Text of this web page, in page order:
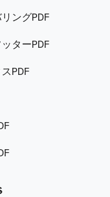
ングPDF
ターPDF
PDF